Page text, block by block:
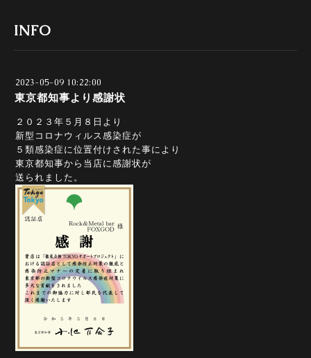
INFO
2023-05-09 10:22:00
東京都知事より感謝状
２０２３年５月８日より
新型コロナウィルス感染症が
５類感染症に位置付けされた事により
東京都知事から当店に感謝状が
送られました。